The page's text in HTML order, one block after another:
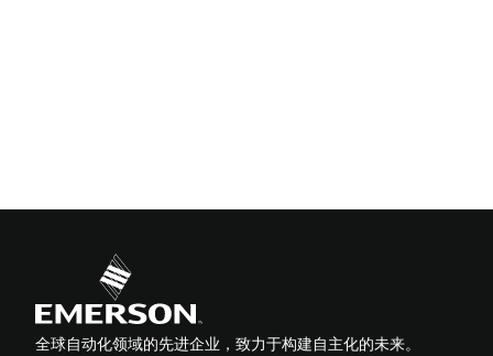
全球自动化领域的先进企业，致力于构建自主化的未来。